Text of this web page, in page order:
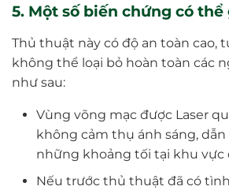
5. Một số biến chứng có thể
Thủ thuật này có độ an toàn cao,
không thể loại bỏ hoàn toàn các
như sau:
Vùng võng mạc được Laser
không cảm thụ ánh sáng,
những khoảng tối tại khu vực
Nếu trước thủ thuật đã có